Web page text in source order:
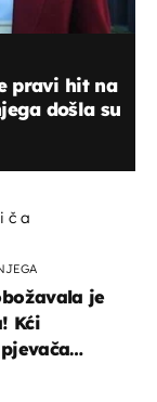
pravi hit na
došla su
je
Kći